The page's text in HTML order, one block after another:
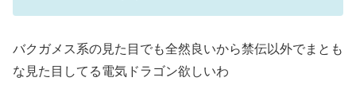
バクガメス系の見た目でも全然良いから禁伝以外でまとも
な見た目してる電気ドラゴン欲しいわ